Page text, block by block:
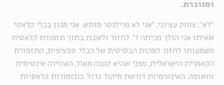
ומנוכרת.
"לא", צוחק עציוני, "אני לא פרילנסר מותש. אני מנגן בכלי קלאסי
שאיתו אני הולך מכיתה ד'. לחזור ולשבת בתוך תזמורת קלאסית
משמעותו לחזור למהות הבסיסית של הכלי. ספציפית, התזמורת
הקאמרית הישראלית, מפני שהיא קטנה מאוד, האווירה אינטימית
וחשופה. האינטימיות דורשת מיקוד גדול. בתזמורות קלאסיות